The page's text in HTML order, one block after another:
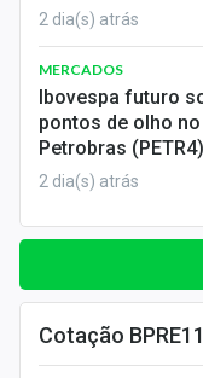
2 dia(s) atrás
MERCADOS
Ibovespa futuro
pontos de olho
Petrobras
2 dia(s) atrás
Cotação BPRE11